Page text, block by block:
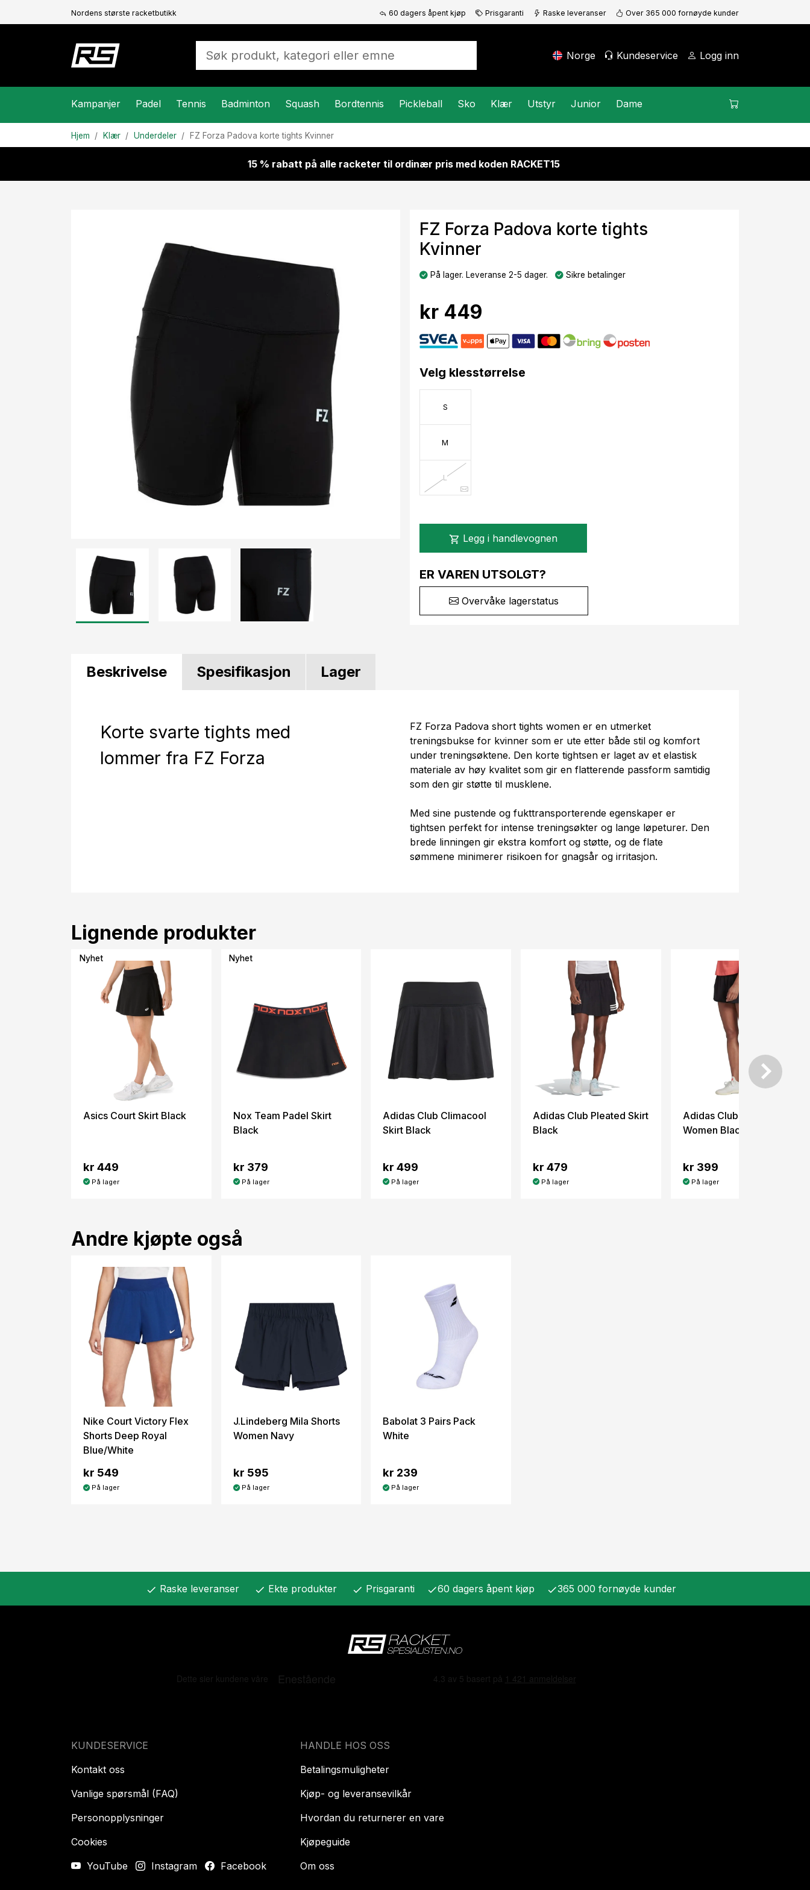
Nordens største racketbutikk 60 dagers åpent kjøp Prisgaranti Raske leveranser Over 365 000 fornøyde kunder
Norge Kundeservice Logg inn
Kampanjer Padel Tennis Badminton Squash Bordtennis Pickleball Sko Klær Utstyr Junior Dame
Hjem Klær Underdeler FZ Forza Padova korte tights Kvinner
15 % rabatt på alle racketer til ordinær pris med koden RACKET15
FZ Forza Padova korte tights
Kvinner
På lager. Leveranse 2-5 dager. Sikre betalinger
kr 449
Velg klesstørrelse
S
M
L
shopping_cart Legg i handlevognen
ER VAREN UTSOLGT?
Overvåke lagerstatus
Beskrivelse Spesifikasjon Lager
Korte svarte tights med
lommer fra FZ Forza
FZ Forza Padova short tights women er en utmerket
treningsbukse for kvinner som er ute etter både stil og komfort
under treningsøktene. Den korte tightsen er laget av et elastisk
materiale av høy kvalitet som gir en flatterende passform samtidig
som den gir støtte til musklene.
Med sine pustende og fukttransporterende egenskaper er
tightsen perfekt for intense treningsøkter og lange løpeturer. Den
brede linningen gir ekstra komfort og støtte, og de flate
sømmene minimerer risikoen for gnagsår og irritasjon.
Lignende produkter
Nyhet
Asics Court Skirt Black
kr 449
På lager
Nyhet
Nox Team Padel Skirt
Black
kr 379
På lager
Adidas Club Climacool
Skirt Black
kr 499
På lager
Adidas Club Pleated Skirt
Black
kr 479
På lager
Adidas Club Shorts
Women Black
kr 399
På lager
Andre kjøpte også
Nike Court Victory Flex
Shorts Deep Royal
Blue/White
kr 549
På lager
J.Lindeberg Mila Shorts
Women Navy
kr 595
På lager
Babolat 3 Pairs Pack
White
kr 239
På lager
check Raske leveranser check Ekte produkter check Prisgaranti check60 dagers åpent kjøp check365 000 fornøyde kunder
KUNDESERVICE
Kontakt oss
Vanlige spørsmål (FAQ)
Personopplysninger
Cookies
YouTube
Instagram Facebook
HANDLE HOS OSS
Betalingsmuligheter
Kjøp- og leveransevilkår
Hvordan du returnerer en vare
Kjøpeguide
Om oss